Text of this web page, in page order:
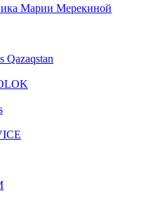
Марии Мерекиной
Qazaqstan